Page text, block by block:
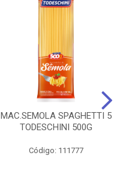
MAC.SEMOLA SPAGHETTI 5
TODESCHINI 500G
Código: 111777